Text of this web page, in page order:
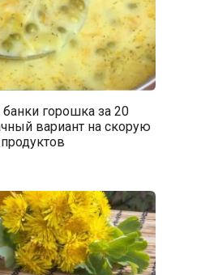
горошка за 20
вариант на скорую